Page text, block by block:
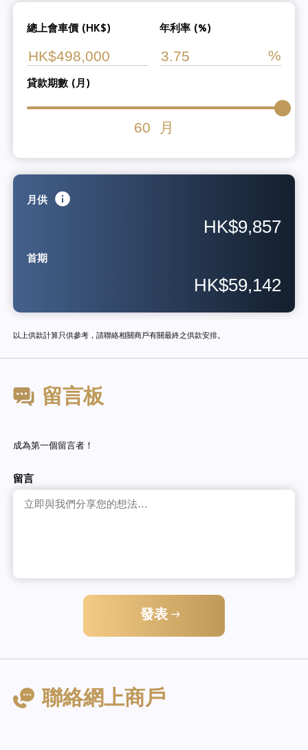
總上會車價 (HK$) 年利率 (%)
貸款期數 (月)
60 月
月供
HK$9,857
首期
HK$59,142
以上供款計算只供參考，請聯絡相關商戶有關最終之供款安排。
留言板
成為第一個留言者！
留言
發表
聯絡網上商戶